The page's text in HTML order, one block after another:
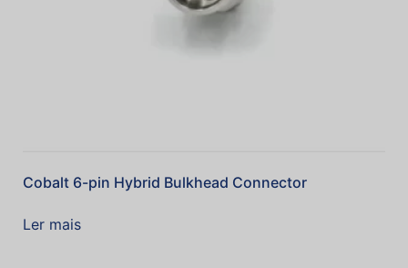
Cobalt 6-pin Hybrid Bulkhead Connector
Ler mais